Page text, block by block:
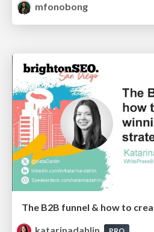
mfonobong